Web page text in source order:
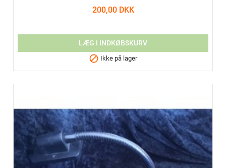
200,00 DKK
LÆG I INDKØBSKURV
 Ikke på lager